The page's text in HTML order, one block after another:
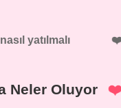
yatılmalı
Neler Oluyor